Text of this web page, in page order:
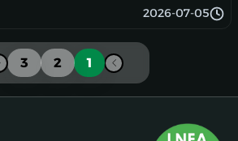
2026-07-05
1
2
3